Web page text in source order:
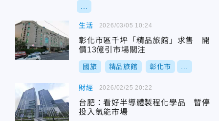
生活
彰化市區千坪「精品旅館」求售 開
價13億引市場關注
國旅 精品旅館 彰化市
2026/03/05 10:24
財經
台肥：看好半導體製程化學品 暫停
投入氫能市場
2026/02/25 20:22